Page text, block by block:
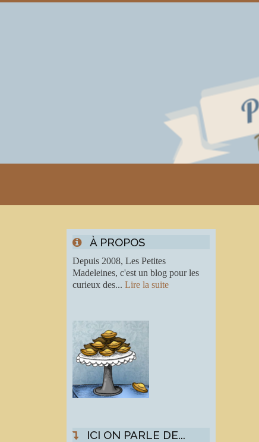
À PROPOS
Depuis 2008, Les Petites
Madeleines, c'est un blog pour les
curieux des... Lire la suite
ICI ON PARLE DE...